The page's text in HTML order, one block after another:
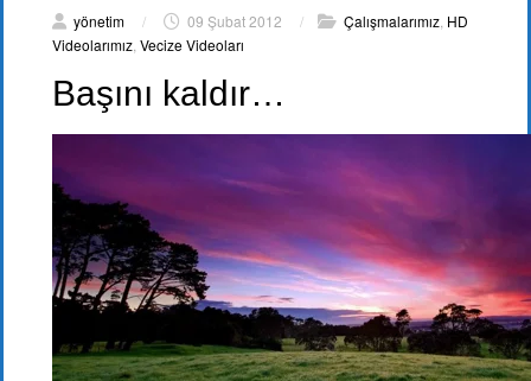
yönetim / 09 Şubat 2012 / Çalışmalarımız, HD
Videolarımız,Vecize Videoları
Başını kaldır…